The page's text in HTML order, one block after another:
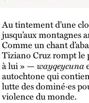
Au tintement d’une
jusqu’aux montagnes
Comme un chant
Tiziano Cruz rompt le
à lui » —wayqeycuna
autochtone qui
lutte des dominé·es
violence du monde.